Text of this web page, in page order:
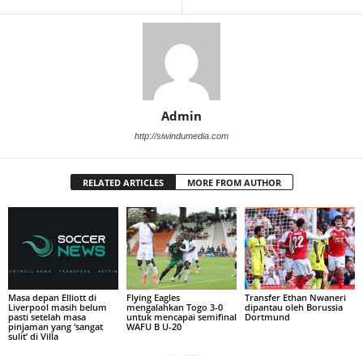
Admin
http://siwindumedia.com
RELATED ARTICLES MORE FROM AUTHOR
Masa depan Elliott di
Liverpool masih belum
pasti setelah masa
pinjaman yang ‘sangat
sulit’ di Villa
Flying Eagles
mengalahkan Togo 3-0
untuk mencapai semifinal
WAFU B U-20
Transfer Ethan Nwaneri
dipantau oleh Borussia
Dortmund